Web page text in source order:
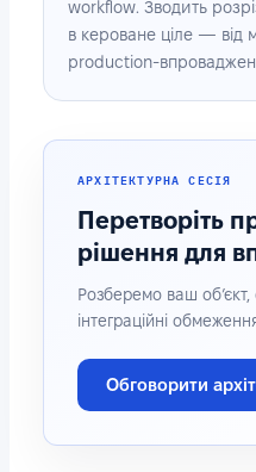
workflow. Зводить
в кероване ціле — від
production-
АРХІТЕКТУРНА СЕСІЯ
Перетворіть
рішення для
Розберемо ваш об’єкт,
інтеграційні
Обговорити